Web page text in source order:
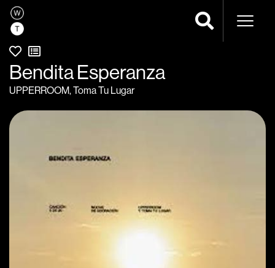
Bendita Esperanza
UPPERROOM,Toma Tu Lugar